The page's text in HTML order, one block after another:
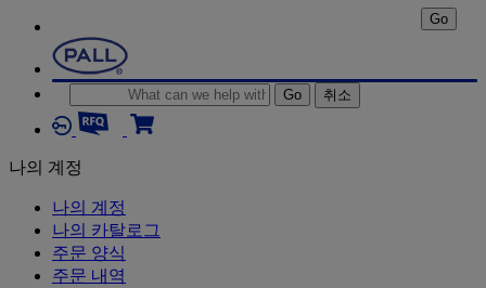
Go 취소
나의 계정
나의 계정
나의 카탈로그
주문 양식
주문 내역
Go